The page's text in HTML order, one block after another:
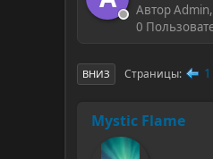
Автор
0
ВНИЗ Страницы 1
Mystic Flame